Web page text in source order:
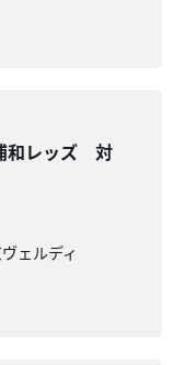
和レッズ 対
ェルディ